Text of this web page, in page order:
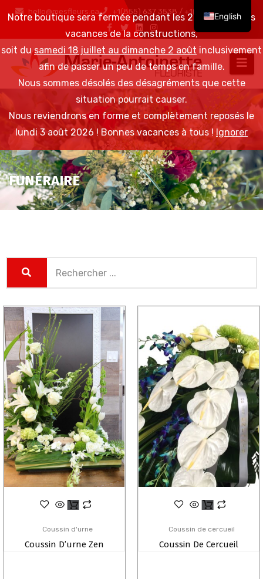
Notre boutique sera fermée pendant les 2 semaines des
vacances de la constructions,
soit dusamedi 18 juillet au dimanche 2 août inclusivement
afin de passer un peu de temps en famille.
Nous sommes désolés des désagréments que cette
situation pourrait causer.
Nous reviendrons en forme et complètement reposés le
lundi 3 août 2026 ! Bonnes vacances à tous !Ignorer
hello@mesfleurs.ca +1(855) 637 3538 / +1(819) 376 6548
FUNÉRAIRE
Coussin d'urne
Coussin D’urne Zen
Coussin de cercueil
Coussin De Cercueil
English